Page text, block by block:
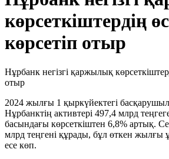
көрсеткіштердің
көрсетіп отыр
Нұрбанк негізгі қаржылық
отыр
2024 жылғы 1 қыркүйектегі
Нұрбанктің активтері 497,4 млрд
басындағы көрсеткіштен 6,8% артық.
млрд теңгені құрады, бұл өткен жылғы
есе көп.